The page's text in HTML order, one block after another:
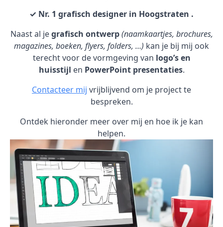
✓ Nr. 1 grafisch designer in Hoogstraten .
Naast al jegrafisch ontwerp (naamkaartjes, brochures,
magazines, boeken, flyers, folders, …) kan je bij mij ook
terecht voor de vormgeving van logo’s en
huisstijl en PowerPoint presentaties.
Contacteer mij vrijblijvend om je project te
bespreken.
Ontdek hieronder meer over mij en hoe ik je kan
helpen.